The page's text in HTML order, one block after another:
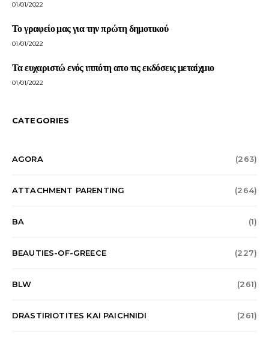
01/01/2022
Το γραφείο μας για την πρώτη δημοτικού
01/01/2022
Τα ευχαριστώ ενός ιππότη απο τις εκδόσεις μεταίχμιο
01/01/2022
CATEGORIES
AGORA (263)
ATTACHMENT PARENTING (264)
BA (1)
BEAUTIES-OF-GREECE (227)
BLW (261)
DRASTIRIOTITES KAI PAICHNIDI (261)